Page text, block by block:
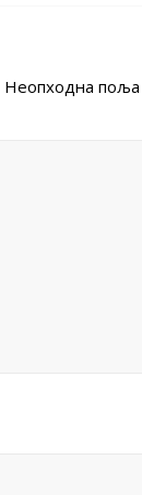
Неопходна поља